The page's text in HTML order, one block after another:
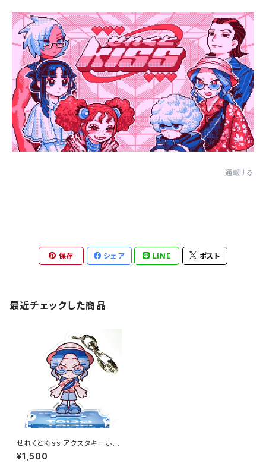
通報する
保存 シェア LINE ポスト
最近チェックした商品
せれくとKiss アクスタキーホル
ダー 阿比留泰生
¥1,500